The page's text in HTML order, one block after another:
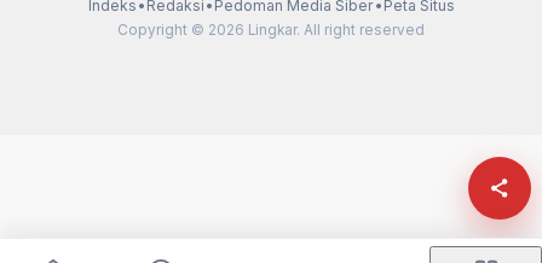
Indeks • Redaksi • Pedoman Media Siber• Peta Situs
Copyright © 2026 Lingkar. All right reserved